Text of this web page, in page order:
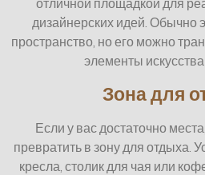
дизайнерских идей. Обычно
пространство, но его можно
элементы
Зона для
Если у вас достаточно
превратить в зону для отдыха.
кресла, столик для чая или